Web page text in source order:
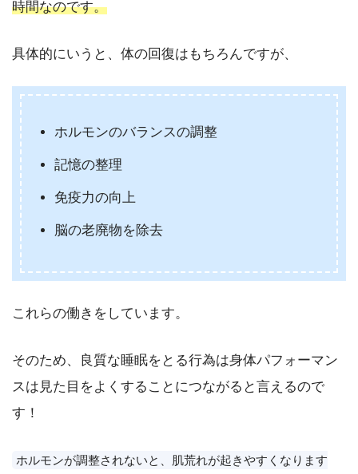
時間なのです。
具体的にいうと、体の回復はもちろんですが、
ホルモンのバランスの調整
記憶の整理
免疫力の向上
脳の老廃物を除去
これらの働きをしています。
そのため、良質な睡眠をとる行為は身体パフォーマン
スは見た目をよくすることにつながると言えるので
す！
ホルモンが調整されないと、肌荒れが起きやすくなります